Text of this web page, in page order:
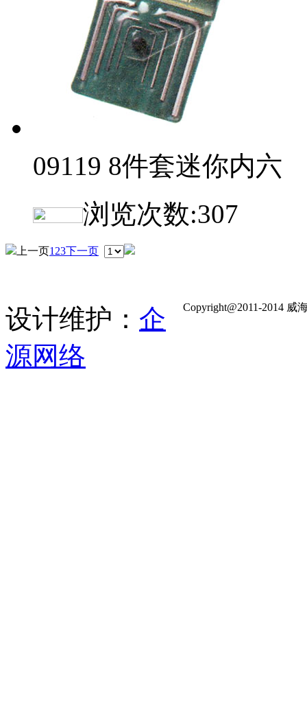
09119 8件套迷你内六
浏览次数:307
上一页1 23下一页
Copyright@2011-2014
设计维护： 企
源网络